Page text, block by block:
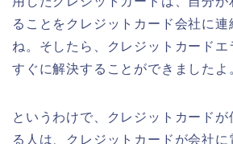
ることをクレジットカード会社に連
ね。そしたら、クレジットカードエ
すぐに解決することができましたよ
というわけで、クレジットカードが
る人は、クレジットカードが会社に